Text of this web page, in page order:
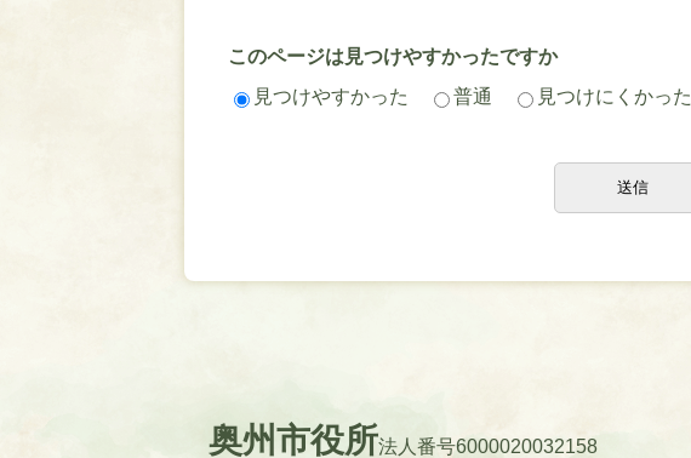
このページは見つけやすかったですか
見つけやすかった
普通 見つけにくかった
奥州市役所法人番号6000020032158